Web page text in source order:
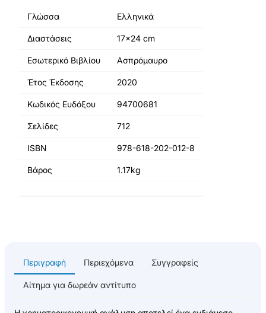
Γλώσσα Ελληνικά
Διαστάσεις 17x24 cm
Εσωτερικό Βιβλίου Ασπρόμαυρο
Έτος Έκδοσης 2020
Κωδικός Ευδόξου 94700681
Σελίδες 712
ISBN 978-618-202-012-8
Βάρος 1.17kg
Περιγραφή Περιεχόμενα Συγγραφείς
Αίτημα για δωρεάν αντίτυπο